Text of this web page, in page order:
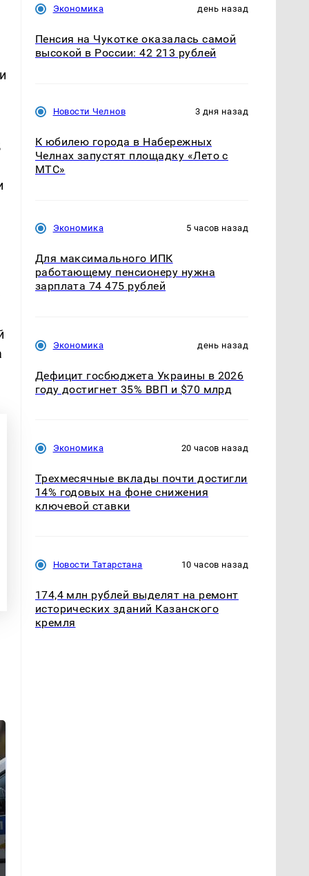
Экономика день назад
Пенсия на Чукотке оказалась самой
высокой в России: 42 213 рублей
Новости Челнов 3 дня назад
К юбилею города в Набережных
Челнах запустят площадку «Лето с
МТС»
Экономика 5 часов назад
Для максимального ИПК
работающему пенсионеру нужна
зарплата 74 475 рублей
Экономика день назад
Дефицит госбюджета Украины в 2026
году достигнет 35% ВВП и $70 млрд
Экономика 20 часов назад
Трехмесячные вклады почти достигли
14% годовых на фоне снижения
ключевой ставки
Новости Татарстана 10 часов назад
174,4 млн рублей выделят на ремонт
исторических зданий Казанского
кремля